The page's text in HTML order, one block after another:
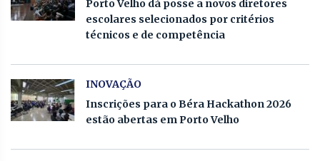
Porto Velho dá posse a novos diretores
escolares selecionados por critérios
técnicos e de competência
INOVAÇÃO
Inscrições para o Béra Hackathon 2026
estão abertas em Porto Velho